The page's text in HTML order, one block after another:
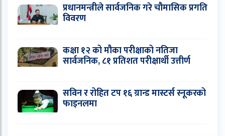
प्रधानमन्त्रीले सार्वजनिक गरे चौमासिक प्रगति
विवरण
कक्षा १२ को मौका परीक्षाको नतिजा
सार्वजनिक, ८१ प्रतिशत परीक्षार्थी उत्तीर्ण
सविन र रोहित टप १६ ग्रान्ड मास्टर्स स्नूकरको
फाइनलमा